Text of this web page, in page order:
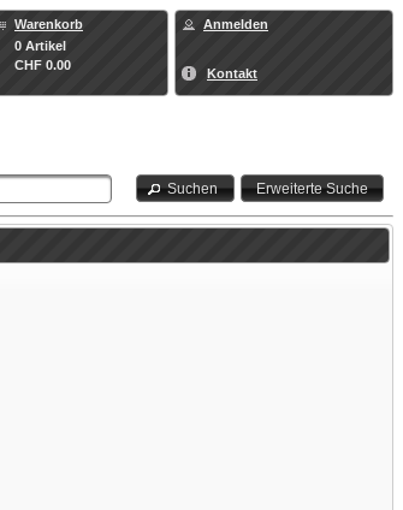
Warenkorb
0 Artikel
CHF 0.00
Anmelden
Kontakt
Suchen Erweiterte Suche